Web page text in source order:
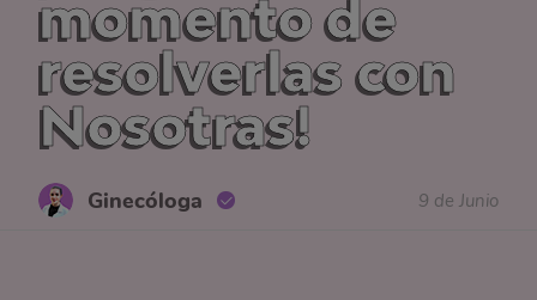
momento de
resolverlas con
Nosotras!
Ginecóloga 9 de Junio